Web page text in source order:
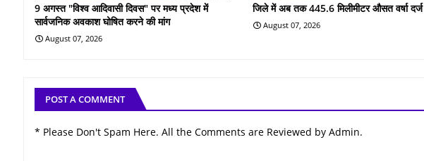
9 अगस्त "विश्व आदिवासी दिवस" पर मध्य प्रदेश में
सार्वजनिक अवकाश घोषित करने की मांग
August 07, 2026
जिले में अब तक 445.6 मिलीमीटर औसत वर्षा दर्ज
August 07, 2026
POST A COMMENT
* Please Don't Spam Here. All the Comments are Reviewed by Admin.